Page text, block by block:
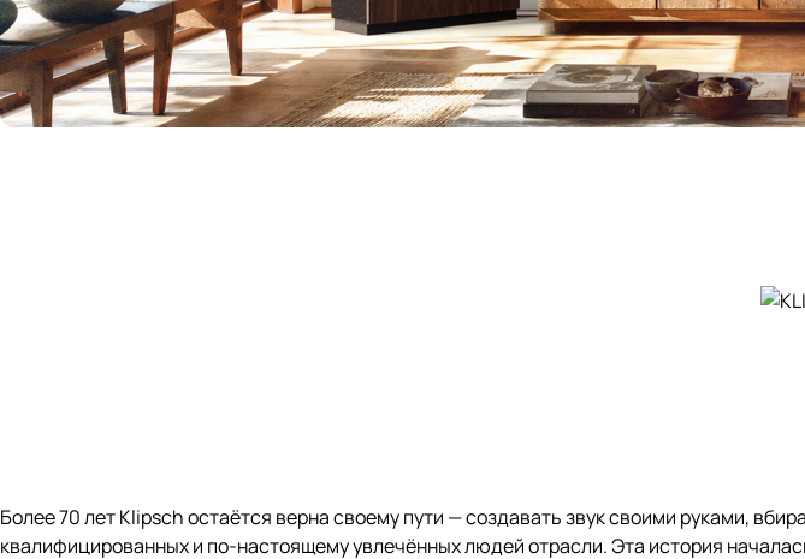
Более 70 лет Klipsch остаётся верна своему пути — создавать звук своими руками,
квалифицированных и по-настоящему увлечённых людей отрасли. Эта история